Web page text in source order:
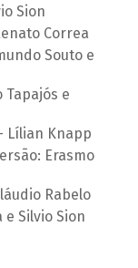
Sion
Correa
Souto e
Tapajós e
Lílian Knapp
Erasmo
Rabelo
e Silvio Sion